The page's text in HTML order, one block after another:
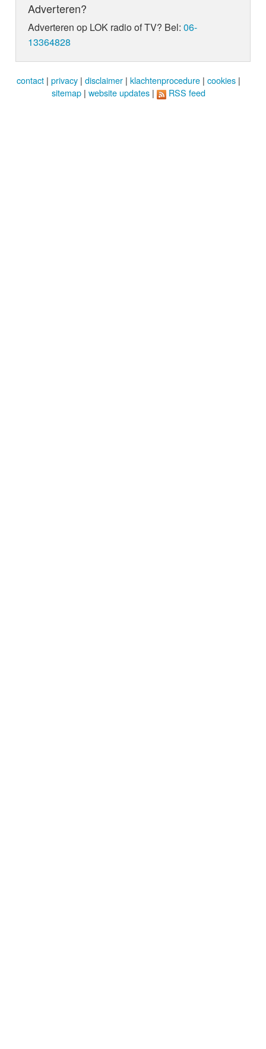
Adverteren?
Adverteren op LOK radio of TV? Bel:06-
13364828
contact | privacy | disclaimer | klachtenprocedure | cookies |
sitemap | website updates | RSS feed